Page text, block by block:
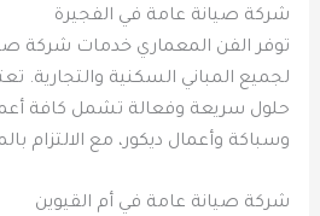
شركة صيانة عامة في الفجيرة
توفر الفن المعماري خدمات شركة
لجميع المباني السكنية والتجارية.
حلول سريعة وفعالة تشمل كافة
وسباكة وأعمال ديكور، مع الالتزام
شركة صيانة عامة في أم القيوين